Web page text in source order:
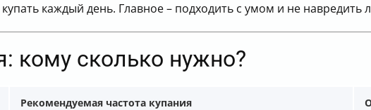
купать каждый день. Главное – подходить с умом и не навредить
кому сколько нужно?
Рекомендуемая частота купания